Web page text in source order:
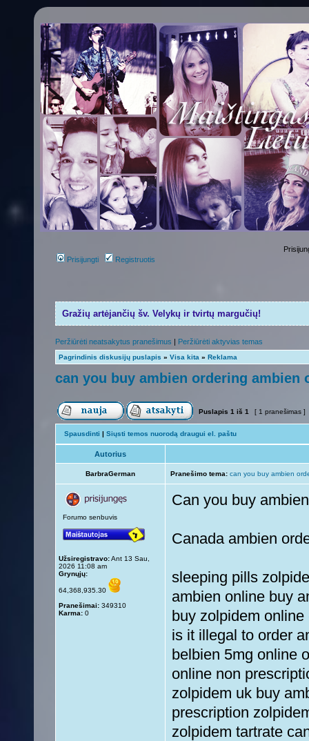
Prisijungti Registruotis
Gražių artėjančių šv. Velykų ir tvirtų margučių!
Peržiūrėti neatsakytus pranešimus | Peržiūrėti aktyvias temas
Pagrindinis diskusijų puslapis » Visa kita » Reklama
can you buy ambien ordering ambien
Puslapis 1 iš 1 [ 1 pranešimas ]
Spausdinti | Siųsti temos nuorodą draugui el. paštu
Autorius
BarbraGerman Pranešimo tema: can you buy ambien
Forumo senbuvis
Užsiregistravo:Ant 13 Sau,
2026 11:08 am
Grynųjų:
64,368,935.30
Pranešimai: 349310
Karma: 0
Can you buy
Canada ambien
sleeping pills
ambien online buy
buy zolpidem
is it illegal to order
belbien 5mg online
online non
zolpidem uk buy
prescription
zolpidem tartrate